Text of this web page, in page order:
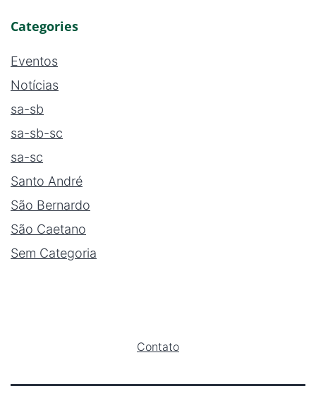
Categories
Eventos
Notícias
sa-sb
sa-sb-sc
sa-sc
Santo André
São Bernardo
São Caetano
Sem Categoria
Contato